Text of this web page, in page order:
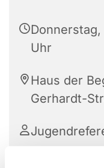
Uhr
Haus der
Gerhardt-